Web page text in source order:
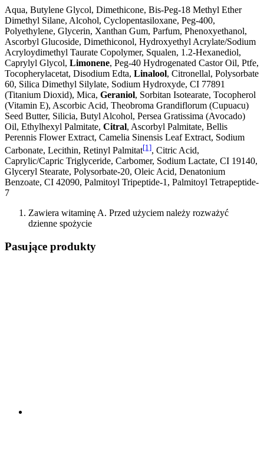
Aqua, Butylene Glycol, Dimethicone, Bis-Peg-18 Methyl Ether
Dimethyl Silane, Alcohol, Cyclopentasiloxane, Peg-400,
Polyethylene, Glycerin, Xanthan Gum, Parfum, Phenoxyethanol,
Ascorbyl Glucoside, Dimethiconol, Hydroxyethyl Acrylate/Sodium
Acryloydimethyl Taurate Copolymer, Squalen, 1.2-Hexanediol,
Caprylyl Glycol, Limonene, Peg-40 Hydrogenated Castor Oil, Ptfe,
Tocopherylacetat, Disodium Edta, Linalool, Citronellal, Polysorbate
60, Silica Dimethyl Silylate, Sodium Hydroxyde, CI 77891
(Titanium Dioxid), Mica, Geraniol, Sorbitan Isotearate, Tocopherol
(Vitamin E), Ascorbic Acid, Theobroma Grandiflorum (Cupuacu)
Seed Butter, Silicia, Butyl Alcohol, Persea Gratissima (Avocado)
Oil, Ethylhexyl Palmitate, Citral, Ascorbyl Palmitate, Bellis
Perennis Flower Extract, Camelia Sinensis Leaf Extract, Sodium
Carbonate, Lecithin, Retinyl Palmitat[1], Citric Acid,
Caprylic/Capric Triglyceride, Carbomer, Sodium Lactate, CI 19140,
Glyceryl Stearate, Polysorbate-20, Oleic Acid, Denatonium
Benzoate, CI 42090, Palmitoyl Tripeptide-1, Palmitoyl Tetrapeptide-
7
Zawiera witaminę A. Przed użyciem należy rozważyć
dzienne spożycie
Pasujące produkty